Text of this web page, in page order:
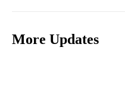
More Updates